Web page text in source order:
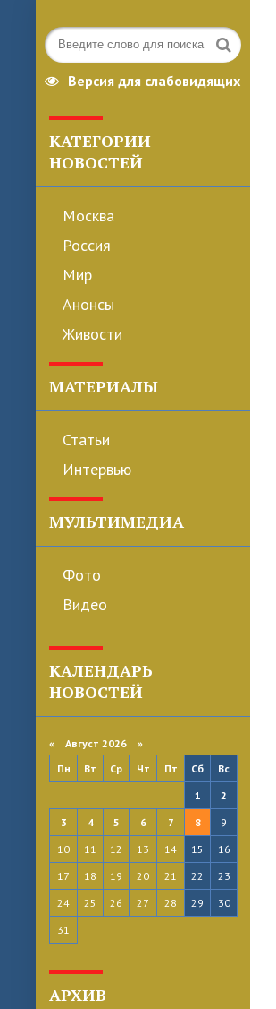
Версия для слабовидящих
КАТЕГОРИИ
НОВОСТЕЙ
Москва
Россия
Мир
Анонсы
Живости
МАТЕРИАЛЫ
Статьи
Интервью
МУЛЬТИМЕДИА
Фото
Видео
КАЛЕНДАРЬ
НОВОСТЕЙ
« Август 2026 »
Пн
Вт Ср Чт Пт Сб
Вс
1
2
3
4 5 6 7 8
9
10
11 12 13 14 15
16
17
18 19 20 21 22
23
24
25 26 27 28 29
30
31
АРХИВ